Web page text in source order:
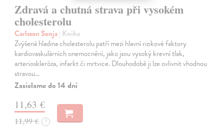
Zdravá a chutná strava při vysokém
cholesterolu
Carlsson Sonja| Kniha
Zvýšená hladina cholesterolu patří mezi hlavní rizikové faktory
kardiovaskulárních onemocnění, jako jsou vysoký krevní tlak,
arterioskleróza, infarkt či mrtvice. Dlouhodobě ji lze ovlivnit vhodnou
stravou…
Zasielame do 14 dní
11,63 €
11,99 € ?